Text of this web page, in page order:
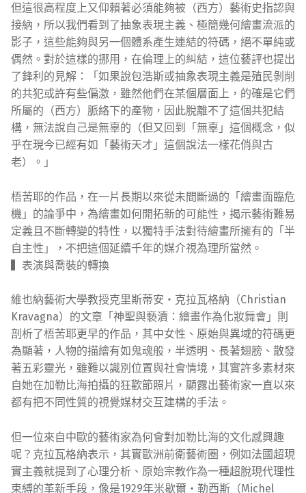
但這很高程度上又仰賴著必須能夠被（西方）藝術史指認與
接納，所以我們看到了抽象表現主義、極簡幾何繪畫流派的
影子，這些能夠與另一個體系產生連結的符碼，絕不單純或
偶然。對於這樣的挪用，在倫理上的糾結，這位藝評也提出
了鋒利的見解：「如果說包浩斯或抽象表現主義是殖民剝削
的共犯或許有些偏激，雖然他們在某個層面上，的確是它們
所屬的（西方）脈絡下的產物，因此脫離不了這個共犯結
構，無法說自己是無辜的（但又回到「無辜」這個概念，似
乎在現今已經有如「藝術天才」這個說法一樣花俏與古
老）。」
梧苦耶的作品，在一片長期以來從未間斷過的「繪畫面臨危
機」的論爭中，為繪畫如何開拓新的可能性，揭示藝術難易
定義且不斷轉變的特性，以獨特手法對待繪畫所擁有的「半
自主性」，不把這個延續千年的媒介視為理所當然。
▍表演與喬裝的轉換
維也納藝術大學教授克里斯蒂安・克拉瓦格納（Christian
Kravagna）的文章「神聖與褻瀆：繪畫作為化妝舞會」則
剖析了梧苦耶更早的作品，其中女性、原始與異域的符碼更
為顯著，人物的描繪有如鬼魂般，半透明、長著翅膀、散發
著五彩靈光，雖難以識別位置與社會情境，其實許多素材來
自她在加勒比海拍攝的狂歡節照片，顯露出藝術家一直以來
都有把不同性質的視覺媒材交互建構的手法。
但一位來自中歐的藝術家為何會對加勒比海的文化感興趣
呢？克拉瓦格納表示，其實歐洲前衛藝術圈，例如法國超現
實主義就提到了心理分析、原始宗教作為一種超脫現代理性
束縛的革新手段，像是1929年米歇爾・勒西斯（Michel